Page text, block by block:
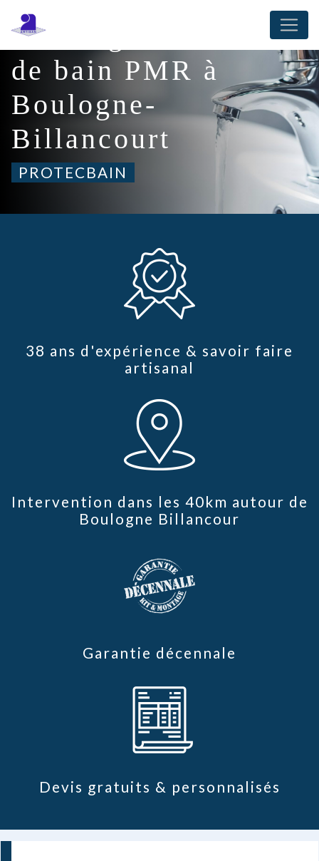
Aménagement salle
de bain PMR à
Boulogne-
Billancourt
PROTECBAIN
38 ans d'expérience & savoir faire
artisanal
Intervention dans les 40km autour de
Boulogne Billancour
Garantie décennale
Devis gratuits & personnalisés